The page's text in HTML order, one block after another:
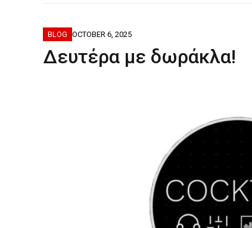
BLOG OCTOBER 6, 2025
Δευτέρα με δωράκλα!